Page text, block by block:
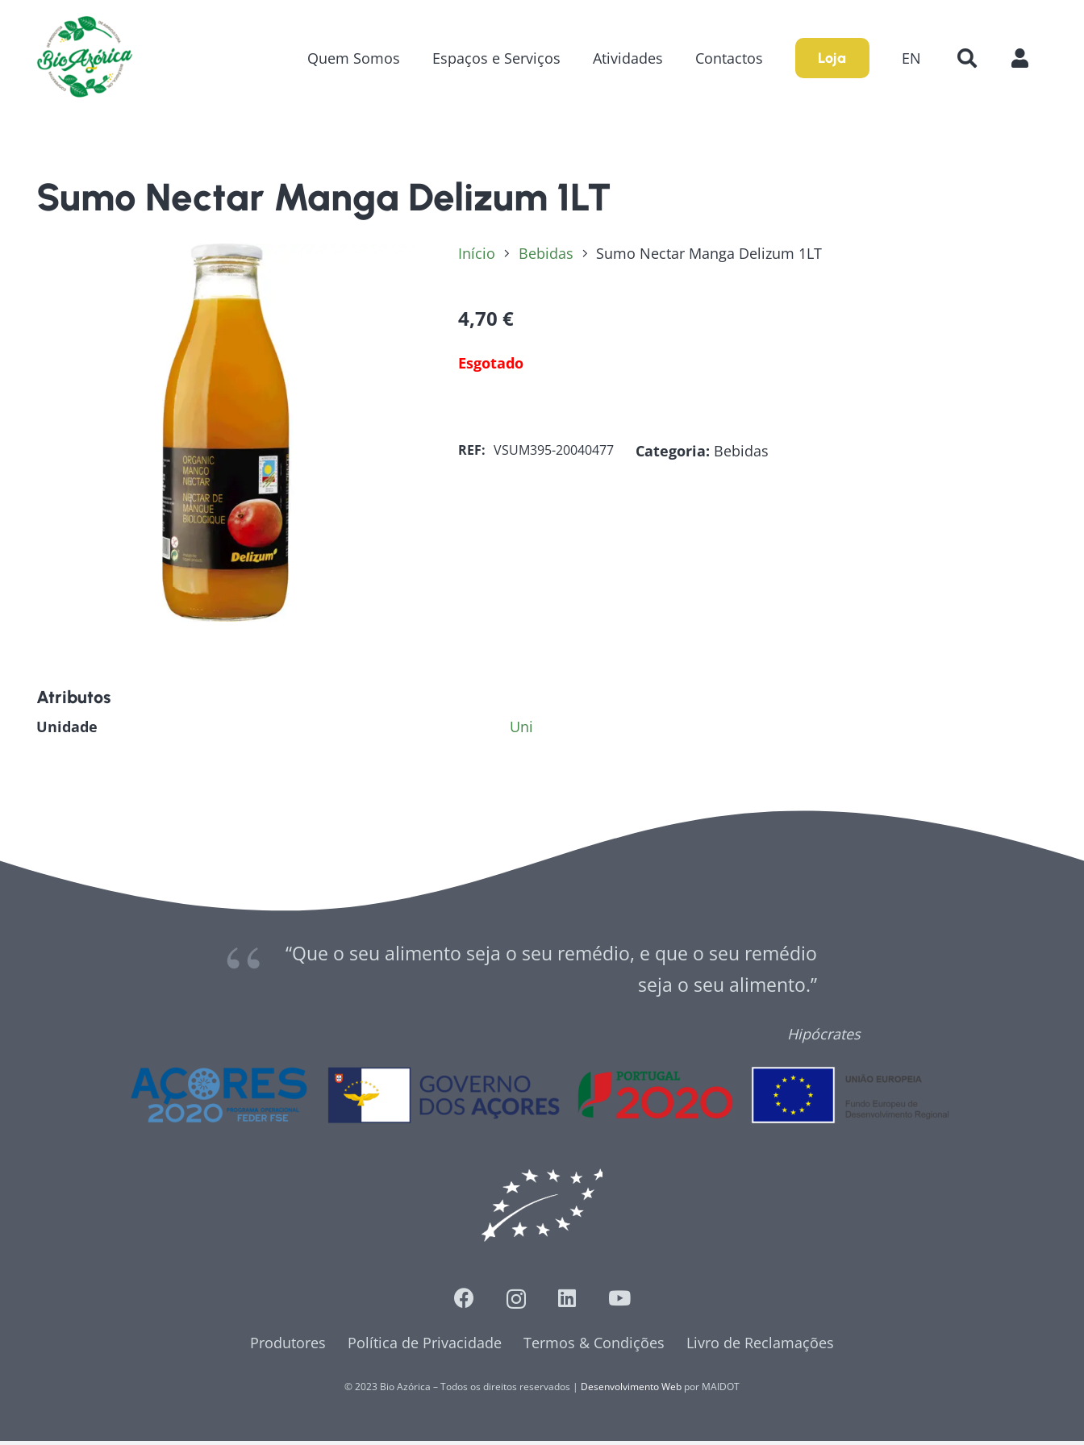
Quem Somos Espaços e Serviços Atividades Contactos Loja EN
Sumo Nectar Manga Delizum 1LT
Início Bebidas Sumo Nectar Manga Delizum 1LT
4,70€
Esgotado
REF: VSUM395-20040477 Categoria: Bebidas
Atributos
Unidade Uni
“Que o seu alimento seja o seu remédio, e que o seu remédio
seja o seu alimento.”
Hipócrates
Produtores Política de Privacidade Termos & Condições Livro de Reclamações
© 2023 Bio Azórica – Todos os direitos reservados | Desenvolvimento Web por MAIDOT